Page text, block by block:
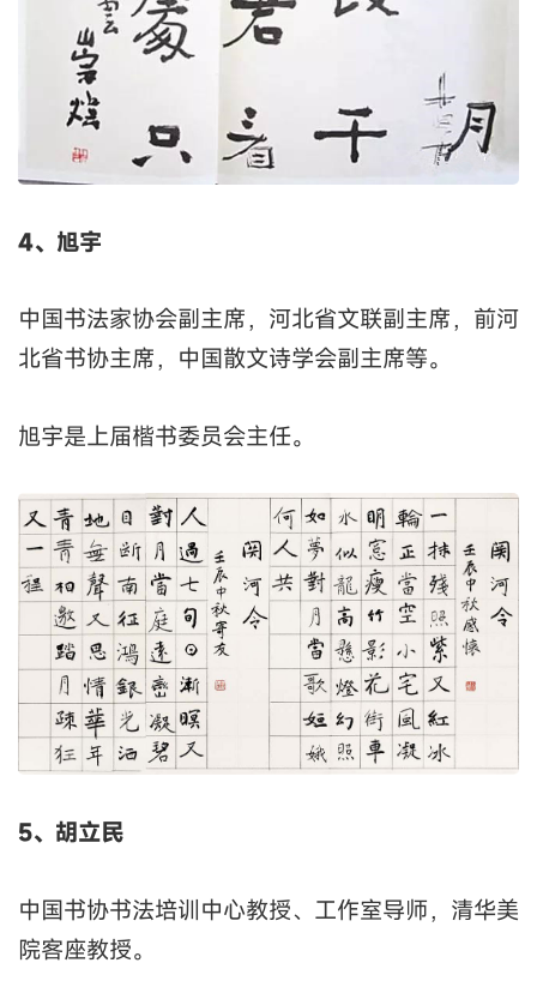
4、旭宇
中国书法家协会副主席，河北省文联副主席，前河
北省书协主席，中国散文诗学会副主席等。
旭宇是上届楷书委员会主任。
5、胡立民
中国书协书法培训中心教授、工作室导师，清华美
院客座教授。